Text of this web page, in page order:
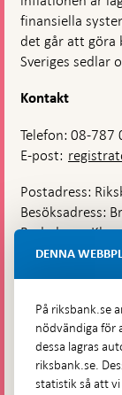
finansiella
det går att göra
Sveriges sedlar
Kontakt
Telefon: 08-787
E-post:
Postadress:
Besöksadress:
Budadress:
Lastplats 6
Hitta direkt
Frågor och
DENNA
På riksbank.se
nödvändiga för
dessa lagras
riksbank.se.
statistik så att